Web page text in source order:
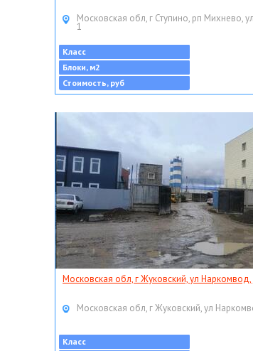
Московская обл, г Ступино, рп Михнево,
1
Класс
Блоки, м2
Стоимость, руб
Московская обл, г Жуковский, ул
Московская обл, г Жуковский, ул
Класс